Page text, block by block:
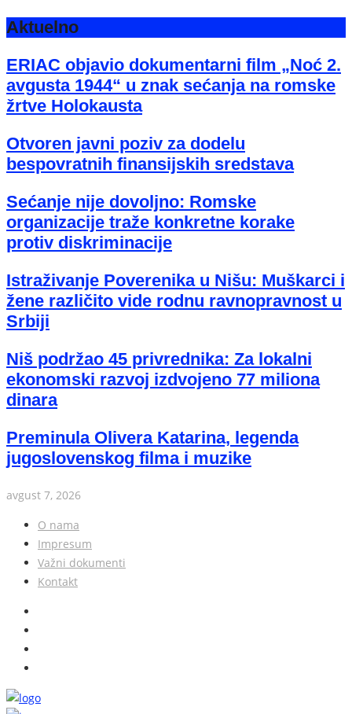
Aktuelno
ERIAC objavio dokumentarni film „Noć 2.
avgusta 1944“ u znak sećanja na romske
žrtve Holokausta
Otvoren javni poziv za dodelu
bespovratnih finansijskih sredstava
Sećanje nije dovoljno: Romske
organizacije traže konkretne korake
protiv diskriminacije
Istraživanje Poverenika u Nišu: Muškarci i
žene različito vide rodnu ravnopravnost u
Srbiji
Niš podržao 45 privrednika: Za lokalni
ekonomski razvoj izdvojeno 77 miliona
dinara
Preminula Olivera Katarina, legenda
jugoslovenskog filma i muzike
avgust 7, 2026
O nama
Impresum
Važni dokumenti
Kontakt